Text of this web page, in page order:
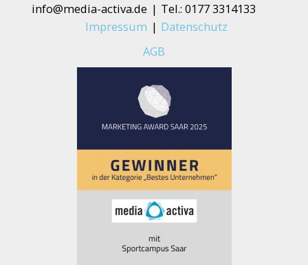
info@media-activa.de | Tel.: 0177 3314133
Impressum | Datenschutz
AGB